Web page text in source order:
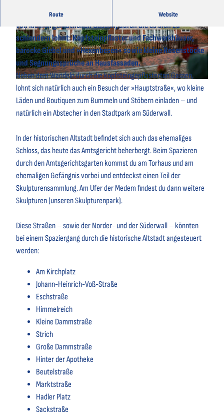
© Bernd Otten Photographie |CC-BY-SA © Otterndorf Marketing GmbH | CC-BY
Route Website
Die historische Altstadt im Nordseebad Otterndorf ist geprägt
von kleinen gemütlichen Gassen, durch die es sich zu
schlendern lohnt: Kopfsteinpflaster und Fachwerkhäuser,
barocke Giebel und »Hexenbesen« sowie kleine Rosenstöcke
und Segnungssprüche an Hausfassaden.
Neben dem Wandeln durch die kopfsteingepflasterten Gassen,
lohnt sich natürlich auch ein Besuch der »Hauptstraße«, wo kleine
Läden und Boutiquen zum Bummeln und Stöbern einladen – und
natürlich ein Abstecher in den Stadtpark am Süderwall.
In der historischen Altstadt befindet sich auch das ehemaliges
Schloss, das heute das Amtsgericht beherbergt. Beim Spazieren
durch den Amtsgerichtsgarten kommst du am Torhaus und am
ehemaligen Gefängnis vorbei und entdeckst einen Teil der
Skulpturensammlung. Am Ufer der Medem findest du dann weitere
Skulpturen (unseren Skulpturenpark).
Diese Straßen – sowie der Norder- und der Süderwall – könnten
bei einem Spaziergang durch die historische Altstadt angesteuert
werden:
Am Kirchplatz
Johann-Heinrich-Voß-Straße
Eschstraße
Himmelreich
Kleine Dammstraße
Strich
Große Dammstraße
Hinter der Apotheke
Beutelstraße
Marktstraße
Hadler Platz
Sackstraße